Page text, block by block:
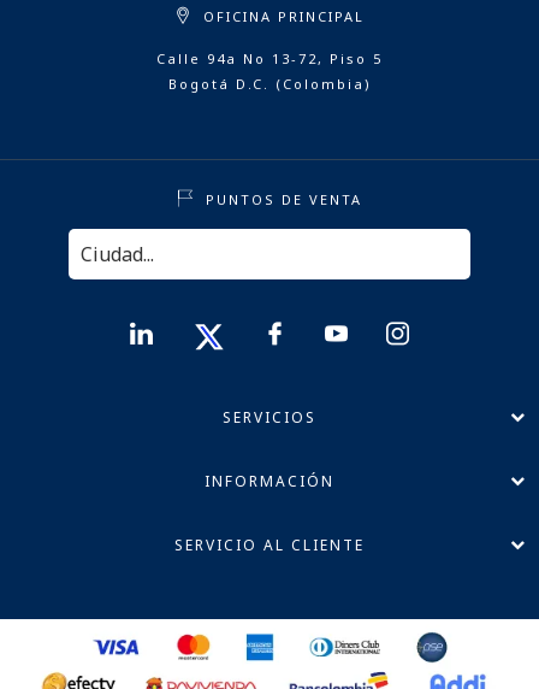
OFICINA PRINCIPAL
Calle 94a No 13-72, Piso 5
Bogotá D.C. (Colombia)
PUNTOS DE VENTA
SERVICIOS
INFORMACIÓN
SERVICIO AL CLIENTE